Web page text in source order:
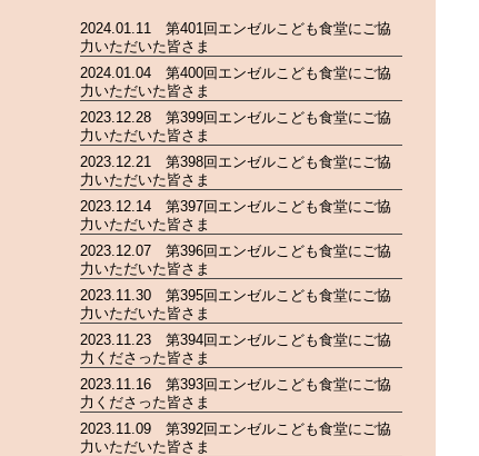
2024.01.11 第401回エンゼルこども食堂にご協
力いただいた皆さま
2024.01.04 第400回エンゼルこども食堂にご協
力いただいた皆さま
2023.12.28 第399回エンゼルこども食堂にご協
力いただいた皆さま
2023.12.21 第398回エンゼルこども食堂にご協
力いただいた皆さま
2023.12.14 第397回エンゼルこども食堂にご協
力いただいた皆さま
2023.12.07 第396回エンゼルこども食堂にご協
力いただいた皆さま
2023.11.30 第395回エンゼルこども食堂にご協
力いただいた皆さま
2023.11.23 第394回エンゼルこども食堂にご協
力くださった皆さま
2023.11.16 第393回エンゼルこども食堂にご協
力くださった皆さま
2023.11.09 第392回エンゼルこども食堂にご協
力いただいた皆さま